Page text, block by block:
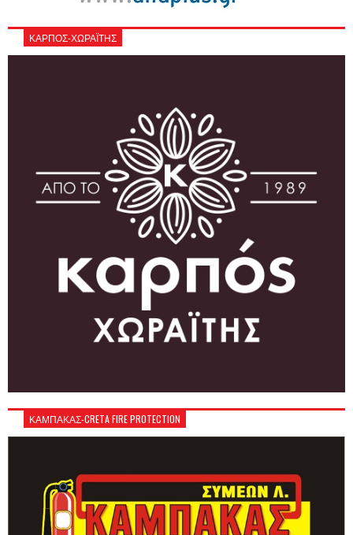
ΚΑΡΠΟΣ-ΧΩΡΑΪΤΗΣ
ΚΑΜΠΑΚΑΣ-CRETA FIRE PROTECTION